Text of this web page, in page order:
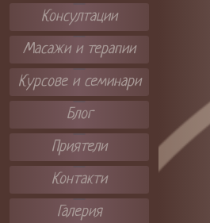
Консултации
Масажи и терапии
Курсове и семинари
Блог
Приятели
Контакти
Галерия